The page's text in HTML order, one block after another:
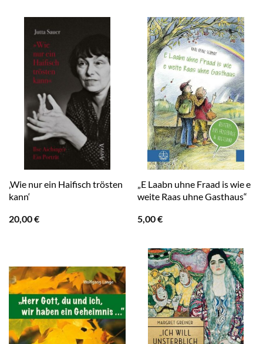
‚Wie nur ein Haifisch trösten
kann‘
20,00€
„E Laabn uhne Fraad is wie e
weite Raas uhne Gasthaus“
5,00€